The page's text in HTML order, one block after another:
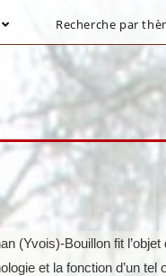
Recherche par
(Yvois)-Bouillon fit l’objet
et la fonction d’un tel